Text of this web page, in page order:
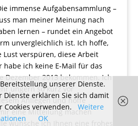
immense Aufgabensammlung –
man meiner Meinung nach
lernen – rundet ein Angebot
unvergleichlich ist. Ich hoffe,
Lust verspüren, diese Arbeit
habe ich keine E-Mail für das
Dezember 2013 bekommen. Ich
ungern so kurz vor
Anliegen und hoffe
eine Mitteilung machen
wünsche ich Ihnen eine frohes
unserer Dienste.
erklären Sie sich damit
Cookies verwenden.
Weitere
OK